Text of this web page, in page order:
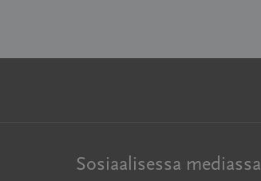
Sosiaalisessa mediassa